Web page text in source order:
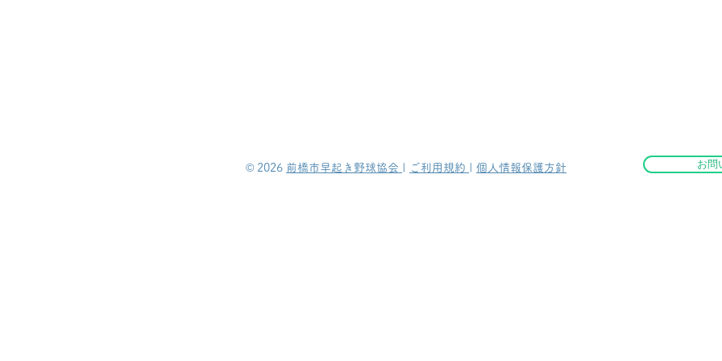
©︎ 2026 前橋市早起き野球協会 ご利用規約 個人情報保護方針 お問